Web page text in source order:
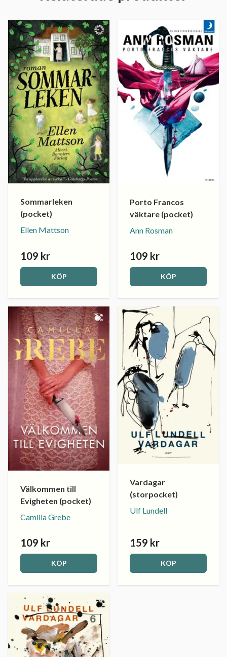
Sommarleken
(pocket)
Ellen Mattson
109 kr
KÖP
Porto Francos
väktare (pocket)
Ann Rosman
109 kr
KÖP
Välkommen till
Evigheten (pocket)
Camilla Grebe
109 kr
KÖP
Vardagar
(storpocket)
Ulf Lundell
159 kr
KÖP